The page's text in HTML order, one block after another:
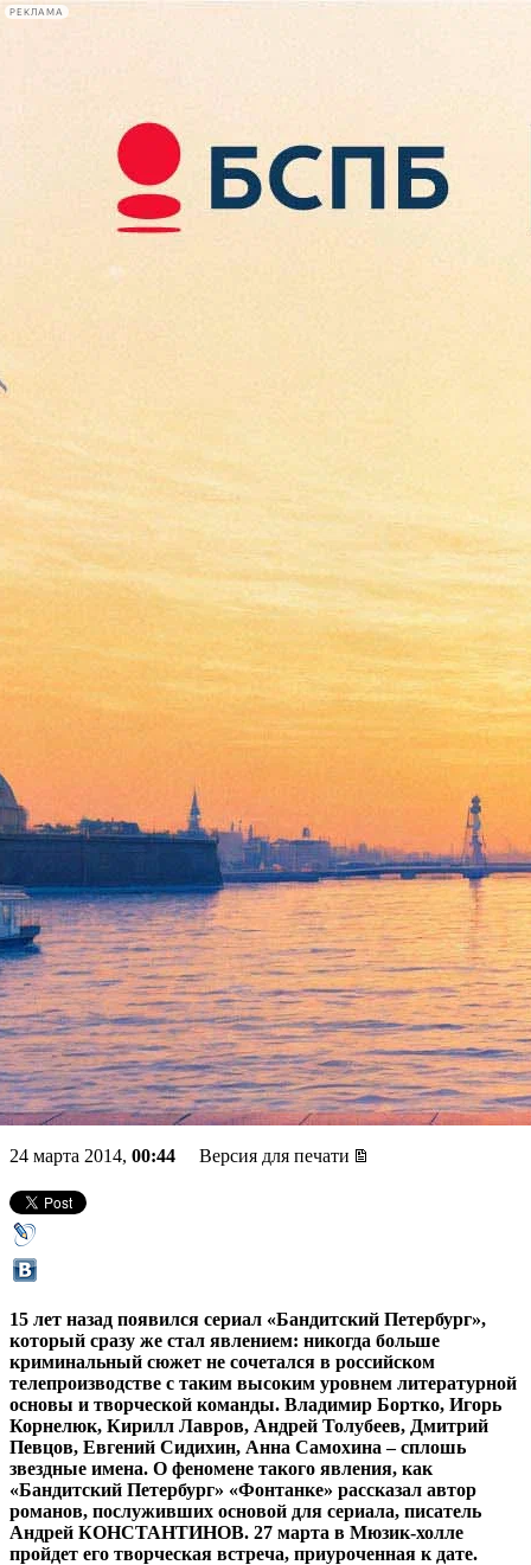
РЕКЛАМА
Сегодня:
2026.08.09
15:21
Афиша Plus
Андрей Константинов:
«Романа «Бандитский
Петербург» я никогда не
писал»
24 марта 2014, 00:44 Версия для печати
15 лет назад появился сериал «Бандитский Петербург»,
который сразу же стал явлением: никогда больше
криминальный сюжет не сочетался в российском
телепроизводстве с таким высоким уровнем литературной
основы и творческой команды. Владимир Бортко, Игорь
Корнелюк, Кирилл Лавров, Андрей Толубеев, Дмитрий
Певцов, Евгений Сидихин, Анна Самохина – сплошь
звездные имена. О феномене такого явления, как
«Бандитский Петербург» «Фонтанке» рассказал автор
романов, послуживших основой для сериала, писатель
Андрей КОНСТАНТИНОВ. 27 марта в Мюзик-холле
пройдет его творческая встреча, приуроченная к дате.